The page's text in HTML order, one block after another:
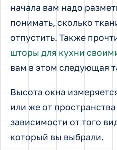
начала вам надо
понимать, сколько
отпустить. Также
шторы для кухни
вам в этом следующая
Высота окна
или же от
зависимости от того
который вы выбрали.